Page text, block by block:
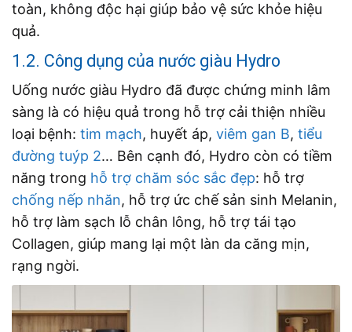
toàn, không độc hại giúp bảo vệ sức khỏe hiệu
quả.
1.2. Công dụng của nước giàu Hydro
Uống nước giàu Hydro đã được chứng minh lâm
sàng là có hiệu quả trong hỗ trợ cải thiện nhiều
loại bệnh: tim mạch, huyết áp, viêm gan B, tiểu
đường tuýp 2… Bên cạnh đó, Hydro còn có tiềm
năng trong hỗ trợ chăm sóc sắc đẹp: hỗ trợ
chống nếp nhăn, hỗ trợ ức chế sản sinh Melanin,
hỗ trợ làm sạch lỗ chân lông, hỗ trợ tái tạo
Collagen, giúp mang lại một làn da căng mịn,
rạng ngời.